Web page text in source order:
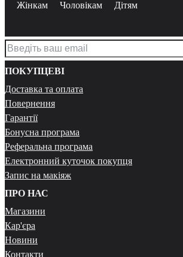
Жінкам Чоловікам Дітям
ПОКУПЦЕВІ
Доставка та оплата
Повернення
Гарантії
Бонусна програма
Реферальна програма
Електронний куточок покупця
Запис на макіяж
ПРО НАС
Магазини
Кар'єра
Новини
Контакти